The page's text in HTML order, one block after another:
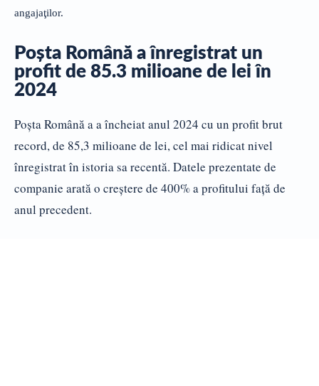
angajaţilor.
Poşta Română a înregistrat un
profit de 85.3 milioane de lei în
2024
Poşta Română a a încheiat anul 2024 cu un profit brut
record, de 85,3 milioane de lei, cel mai ridicat nivel
înregistrat în istoria sa recentă. Datele prezentate de
companie arată o creştere de 400% a profitului faţă de
anul precedent.